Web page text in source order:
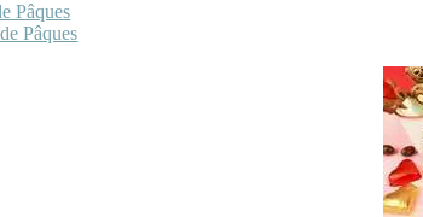
Pâques
Pâques